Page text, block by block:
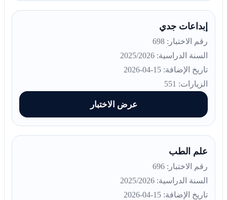
إبداعات جدي
رقم الاختبار: 698
السنة الدراسية: 2025/2026
تاريخ الإضافة: 15-04-2026
الزيارات: 551
عرض الاختبار
علم الطب
رقم الاختبار: 696
السنة الدراسية: 2025/2026
تاريخ الإضافة: 15-04-2026